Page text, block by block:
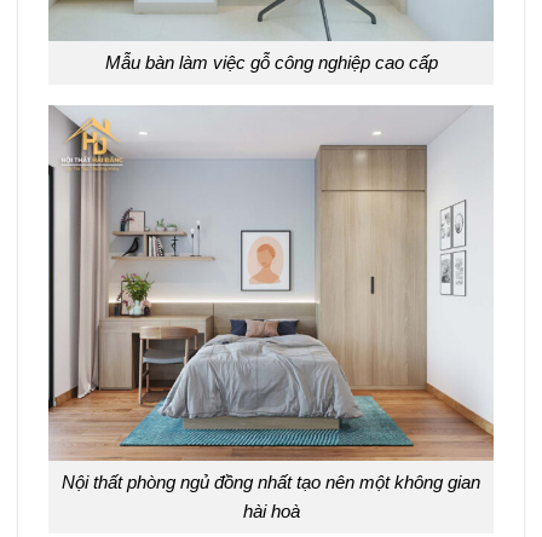
Mẫu bàn làm việc gỗ công nghiệp cao cấp
Nội thất phòng ngủ đồng nhất tạo nên một không gian
hài hoà